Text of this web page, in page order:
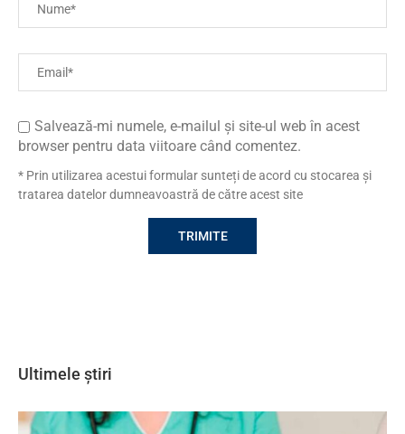
Salvează-mi numele, e-mailul și site-ul web în acest
browser pentru data viitoare când comentez.
* Prin utilizarea acestui formular sunteți de acord cu stocarea și
tratarea datelor dumneavoastră de către acest site
Ultimele știri